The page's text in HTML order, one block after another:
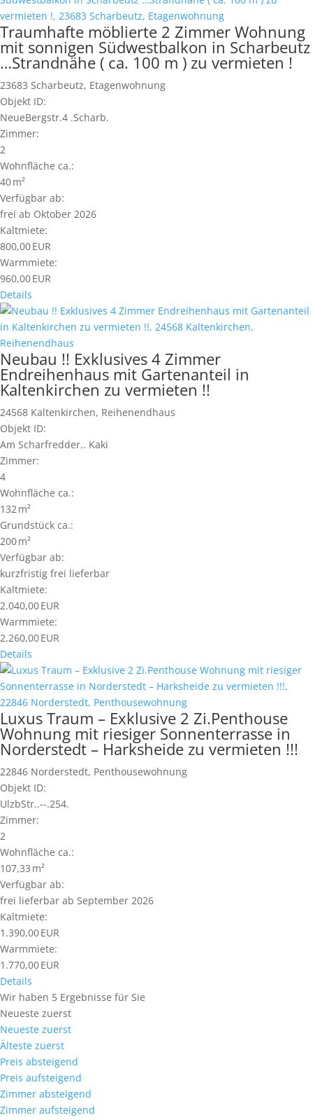
Traumhafte möblierte 2 Zimmer Wohnung
mit sonnigen Südwestbalkon in Scharbeutz
…Strandnähe ( ca. 100 m ) zu vermieten !
23683 Scharbeutz, Etagenwohnung
Objekt ID:
NeueBergstr.4 .Scharb.
Zimmer:
2
Wohnfläche ca.:
40 m²
Verfügbar ab:
frei ab Oktober 2026
Kaltmiete:
800,00 EUR
Warmmiete:
960,00 EUR
Details
Neubau !! Exklusives 4 Zimmer
Endreihenhaus mit Gartenanteil in
Kaltenkirchen zu vermieten !!
24568 Kaltenkirchen, Reihenendhaus
Objekt ID:
Am Scharfredder.. Kaki
Zimmer:
4
Wohnfläche ca.:
132 m²
Grund­stück ca.:
200 m²
Verfügbar ab:
kurzfristig frei lieferbar
Kaltmiete:
2.040,00 EUR
Warmmiete:
2.260,00 EUR
Details
Luxus Traum – Exklusive 2 Zi.Penthouse
Wohnung mit riesiger Sonnenterrasse in
Norderstedt – Harksheide zu vermieten !!!
22846 Norderstedt, Penthousewohnung
Objekt ID:
UlzbStr..--.254.
Zimmer:
2
Wohnfläche ca.:
107,33 m²
Verfügbar ab:
frei lieferbar ab September 2026
Kaltmiete:
1.390,00 EUR
Warmmiete:
1.770,00 EUR
Details
Wir haben 5 Ergebnisse für Sie
Neueste zuerst
Neueste zuerst
Älteste zuerst
Preis absteigend
Preis aufsteigend
Zimmer absteigend
Zimmer aufsteigend